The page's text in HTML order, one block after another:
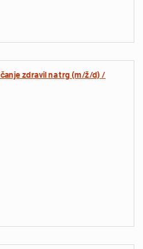
zdravil na trg (m/ž/d) /